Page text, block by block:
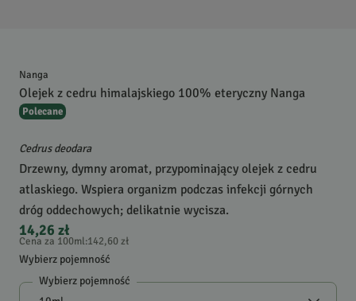
Nanga
Olejek z cedru himalajskiego 100% eteryczny Nanga
Polecane
Cedrus deodara
Drzewny, dymny aromat, przypominający olejek z cedru
atlaskiego. Wspiera organizm podczas infekcji górnych
dróg oddechowych; delikatnie wycisza.
14,26 zł
Cena za 100ml:142,60 zł
Wybierz pojemność
Wybierz pojemność